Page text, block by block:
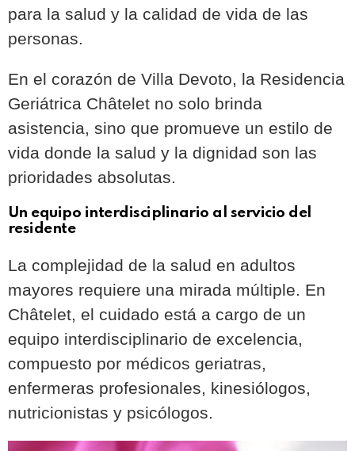
para la salud y la calidad de vida de las
personas.
En el corazón de Villa Devoto, la Residencia
Geriátrica Châtelet no solo brinda
asistencia, sino que promueve un estilo de
vida donde la salud y la dignidad son las
prioridades absolutas.
Un equipo interdisciplinario al servicio del
residente
La complejidad de la salud en adultos
mayores requiere una mirada múltiple. En
Châtelet, el cuidado está a cargo de un
equipo interdisciplinario de excelencia,
compuesto por médicos geriatras,
enfermeras profesionales, kinesiólogos,
nutricionistas y psicólogos.